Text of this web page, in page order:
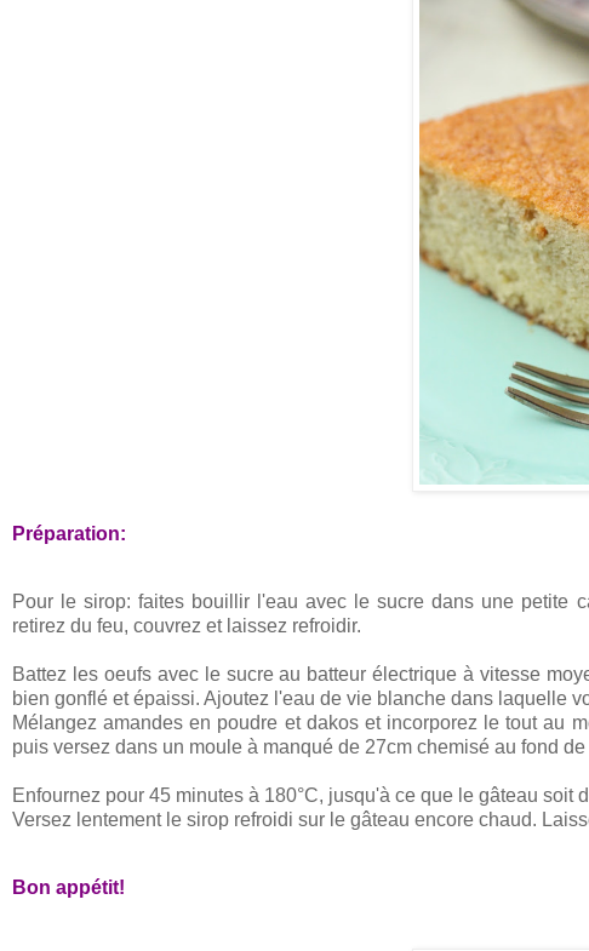
Préparation:
Pour le sirop: faites bouillir l'eau avec le sucre dans une petite
retirez du feu, couvrez et laissez refroidir.
Battez les oeufs avec le sucre au batteur électrique à vitesse
bien gonflé et épaissi. Ajoutez l'eau de vie blanche dans laquelle
Mélangez amandes en poudre et dakos et incorporez le tout au
puis versez dans un moule à manqué de 27cm chemisé au fond
Enfournez pour 45 minutes à 180°C, jusqu'à ce que le gâteau soit
Versez lentement le sirop refroidi sur le gâteau encore chaud.
Bon appétit!